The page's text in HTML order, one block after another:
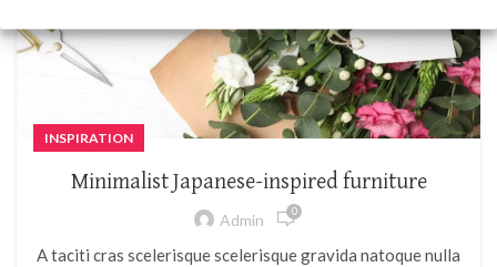
INSPIRATION
Minimalist Japanese-inspired furniture
Admin 0
A taciti cras scelerisque scelerisque gravida natoque nulla